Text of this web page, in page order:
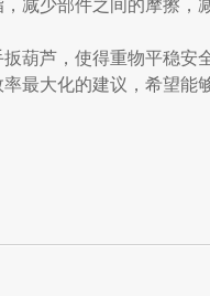
减少部件之间的摩擦，
葫芦，使得重物平稳安
率最大化的建议，希望能